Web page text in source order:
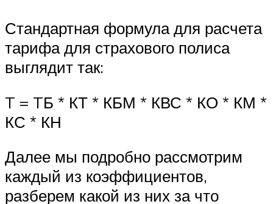
Стандартная формула для расчета
тарифа для страхового полиса
выглядит так:
T = TБ * КТ * КБМ * КВС * КО * КМ *
КС * КН
Далее мы подробно рассмотрим
каждый из коэффициентов,
разберем какой из них за что